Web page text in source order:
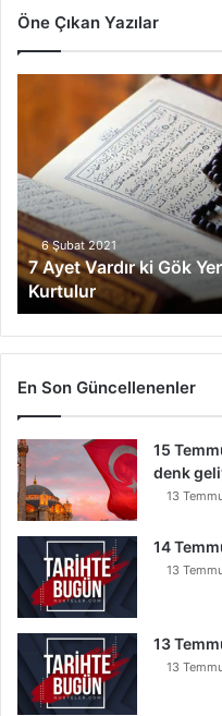
Öne Çıkan Yazılar
t
V
a
r
d
r
k
i
G
Y
e
r
e
n
s
B
u
n
6 Şubat 2021
7 Ayet Vardır ki Gök
Kurtulur
En Son Güncellenenler
15
denk
13
14
13
13
13